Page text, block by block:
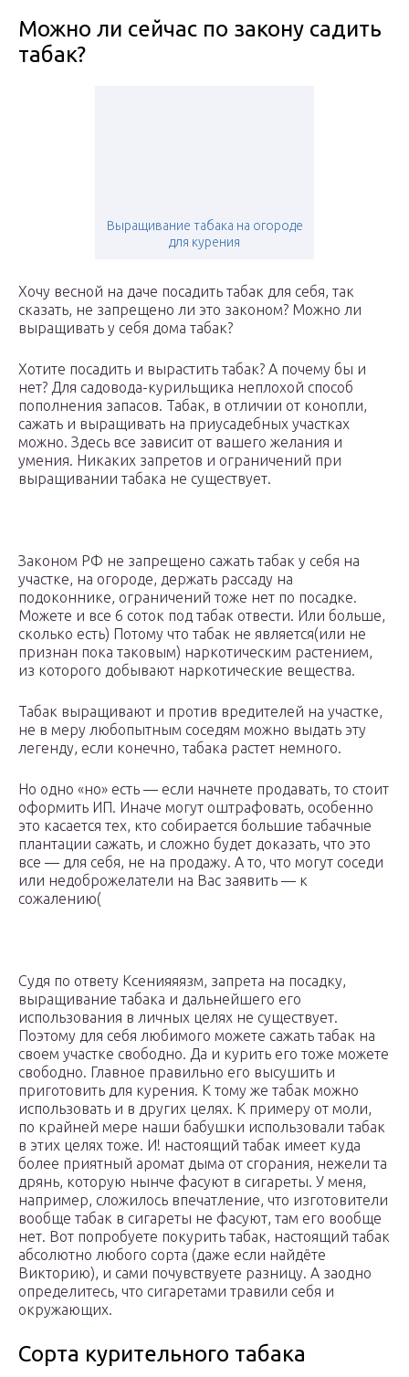
Можно ли сейчас по закону садить
табак?
Выращивание табака на огороде
для курения
Хочу весной на даче посадить табак для себя, так
сказать, не запрещено ли это законом? Можно ли
выращивать у себя дома табак?
Хотите посадить и вырастить табак? А почему бы и
нет? Для садовода-курильщика неплохой способ
пополнения запасов. Табак, в отличии от конопли,
сажать и выращивать на приусадебных участках
можно. Здесь все зависит от вашего желания и
умения. Никаких запретов и ограничений при
выращивании табака не существует.
Законом РФ не запрещено сажать табак у себя на
участке, на огороде, держать рассаду на
подоконнике, ограничений тоже нет по посадке.
Можете и все 6 соток под табак отвести. Или больше,
сколько есть) Потому что табак не является(или не
признан пока таковым) наркотическим растением,
из которого добывают наркотические вещества.
Табак выращивают и против вредителей на участке,
не в меру любопытным соседям можно выдать эту
легенду, если конечно, табака растет немного.
Но одно «но» есть — если начнете продавать, то стоит
оформить ИП. Иначе могут оштрафовать, особенно
это касается тех, кто собирается большие табачные
плантации сажать, и сложно будет доказать, что это
все — для себя, не на продажу. А то, что могут соседи
или недоброжелатели на Вас заявить — к
сожалению(
Судя по ответу Ксени­яяязм, запрета на посадку,
выращивание табака и дальнейшего его
использования в личных целях не существует.
Поэтому для себя любимого можете сажать табак на
своем участке свободно. Да и курить его тоже можете
свободно. Главное правильно его высушить и
приготовить для курения. К тому же табак можно
использовать и в других целях. К примеру от моли,
по крайней мере наши бабушки использовали табак
в этих целях тоже. И! настоящий табак имеет куда
более приятный аромат дыма от сгорания, нежели та
дрянь, которую нынче фасуют в сигареты. У меня,
например, сложилось впечатление, что изготовители
вообще табак в сигареты не фасуют, там его вообще
нет. Вот попробуете покурить табак, настоящий табак
абсолютно любого сорта (даже если найдёте
Викторию), и сами почувствуете разницу. А заодно
определитесь, что сигаретами травили себя и
окружающих.
Сорта курительного табака